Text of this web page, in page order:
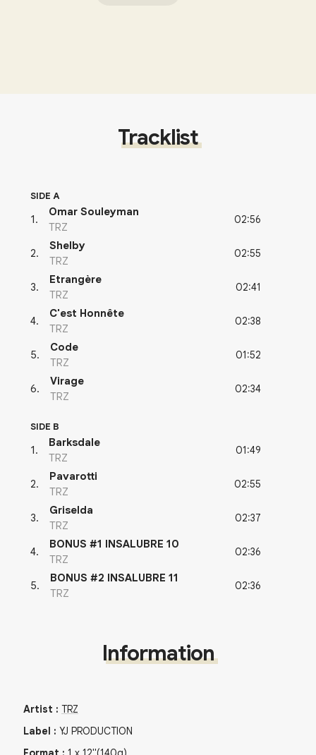
Tracklist
SIDE A
1 .
Omar Souleyman
TRZ
02:56
2.
Shelby
TRZ
02:55
3.
Etrangère
TRZ
02:41
4.
C'est Honnête
TRZ
02:38
5.
Code
TRZ
01:52
6.
Virage
TRZ
02:34
SIDE B
1 .
Barksdale
TRZ
01:49
2.
Pavarotti
TRZ
02:55
3.
Griselda
TRZ
02:37
4.
BONUS #1 INSALUBRE 10
TRZ
02:36
5.
BONUS #2 INSALUBRE 11
TRZ
02:36
Information
Artist : TRZ
Label : YJ PRODUCTION